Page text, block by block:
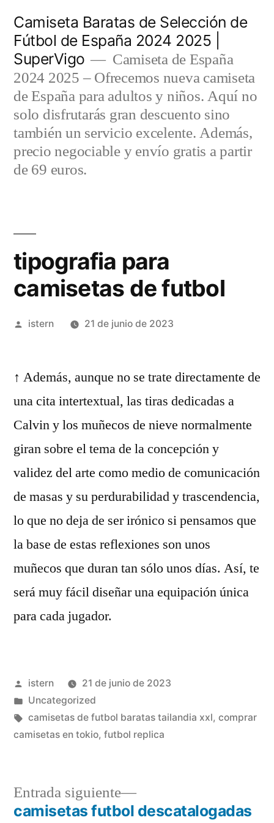
contenido
Camiseta Baratas de Selección de
Fútbol de España 2024 2025 |
SuperVigo
Camiseta de España
2024 2025 – Ofrecemos nueva camiseta
de España para adultos y niños. Aquí no
solo disfrutarás gran descuento sino
también un servicio excelente. Además,
precio negociable y envío gratis a partir
de 69 euros.
tipografia para
camisetas de futbol
Publicado
istern 21 de junio de 2023
↑ Además, aunque no se trate directamente de
una cita intertextual, las tiras dedicadas a
Calvin y los muñecos de nieve normalmente
giran sobre el tema de la concepción y
validez del arte como medio de comunicación
de masas y su perdurabilidad y trascendencia,
lo que no deja de ser irónico si pensamos que
la base de estas reflexiones son unos
muñecos que duran tan sólo unos días. Así, te
será muy fácil diseñar una equipación única
para cada jugador.
Publicado
por
istern
21 de junio de 2023
Publicado
en
Uncategorized
Etiquetas:
camisetas de futbol baratas tailandia xxl, comprar
camisetas en tokio, futbol replica
Entrada siguiente
Entrada
siguiente:
camisetas futbol descatalogadas